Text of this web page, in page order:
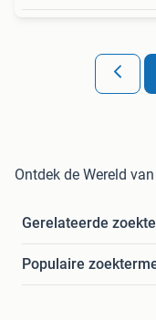
Ontdek de Wereld
Gerelateerde
Populaire